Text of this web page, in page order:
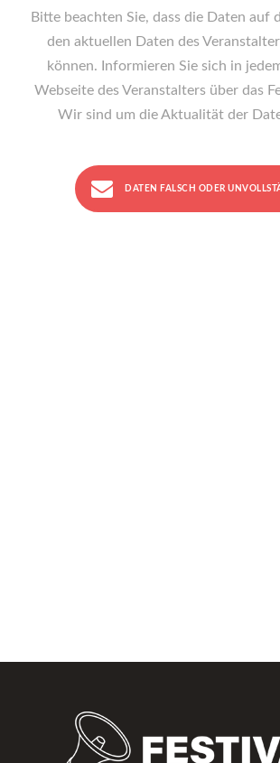
Bitte beachten Sie, dass die Daten auf
den aktuellen Daten des
können. Informieren Sie sich in
Webseite des Veranstalters über das
Wir sind um die Aktualität der
DATEN FALSCH ODER